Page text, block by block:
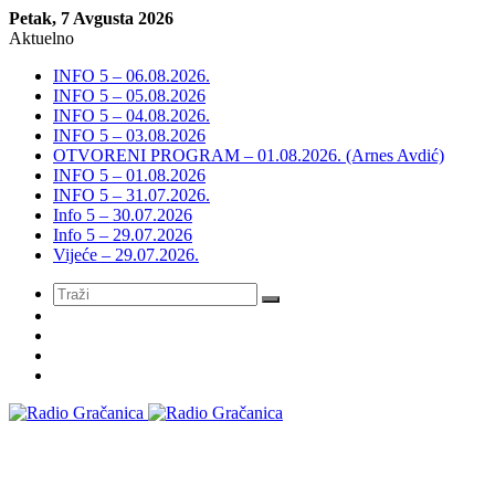
Petak, 7 Avgusta 2026
Aktuelno
INFO 5 – 06.08.2026.
INFO 5 – 05.08.2026
INFO 5 – 04.08.2026.
INFO 5 – 03.08.2026
OTVORENI PROGRAM – 01.08.2026. (Arnes Avdić)
INFO 5 – 01.08.2026
INFO 5 – 31.07.2026.
Info 5 – 30.07.2026
Info 5 – 29.07.2026
Vijeće – 29.07.2026.
Meni